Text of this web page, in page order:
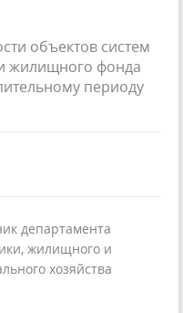
объектов систем
и жилищного фонда
периоду
департамента
жилищного и
хозяйства